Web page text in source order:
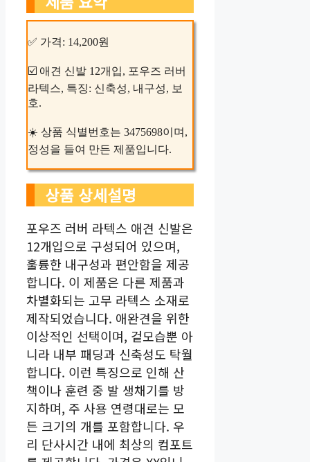
✅ 가격: 14,200원
☑️ 애견 신발 12개입, 포우즈 러버
라텍스, 특징: 신축성, 내구성, 보
호.
☀️ 상품 식별번호는 3475698이며,
정성을 들여 만든 제품입니다.
상품 상세설명
포우즈 러버 라텍스 애견 신발은
12개입으로 구성되어 있으며,
훌륭한 내구성과 편안함을 제공
합니다. 이 제품은 다른 제품과
차별화되는 고무 라텍스 소재로
제작되었습니다. 애완견을 위한
이상적인 선택이며, 겉모습뿐 아
니라 내부 패딩과 신축성도 탁월
합니다. 이런 특징으로 인해 산
책이나 훈련 중 발 생채기를 방
지하며, 주 사용 연령대로는 모
든 크기의 개를 포함합니다. 우
리 단사시간 내에 최상의 컴포트